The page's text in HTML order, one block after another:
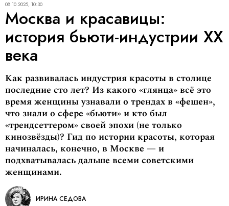
08.10.2025, 10:30
Москва и красавицы:
история бьюти-индустрии XX
века
Как развивалась индустрия красоты в столице
последние сто лет? Из какого «глянца» всё это
время женщины узнавали о трендах в «фешен»,
что знали о сфере «бьюти» и кто был
«трендсеттером» своей эпохи (не только
кинозвёзды)? Гид по истории красоты, которая
начиналась, конечно, в Москве — и
подхватывалась дальше всеми советскими
женщинами.
ИРИНА СЕДОВА